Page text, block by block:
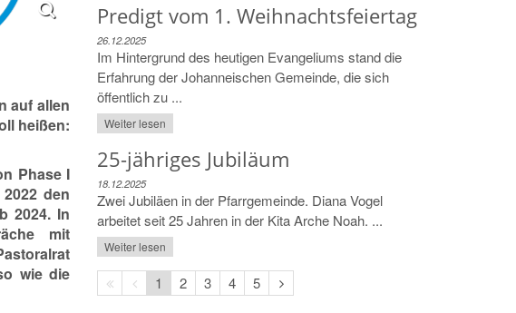
auf allen
heißen:
Phase I
den
2024. In
mit
wie die
Predigt vom 1. Weihnachtsfeiertag
26.12.2025
Im Hintergrund des heutigen Evangeliums stand die
Erfahrung der Johanneischen Gemeinde, die sich
öffentlich zu ...
Weiter lesen
25-jähriges Jubiläum
18.12.2025
Zwei Jubiläen in der Pfarrgemeinde. Diana Vogel
arbeitet seit 25 Jahren in der Kita Arche Noah. ...
Weiter lesen
Erste
Seite
Vorherige
Seite
1 2 3 4 5
Nächste
Seite